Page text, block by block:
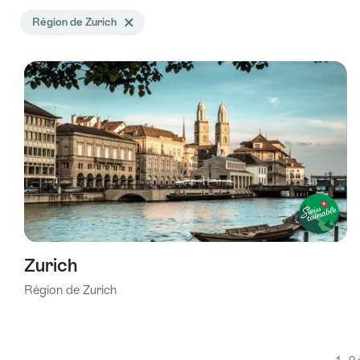
La
a
été
filtrée
selon
les
tags
suivants
Région de ZurichEffacer le tag Région de Zurich
Zurich
Région de Zurich